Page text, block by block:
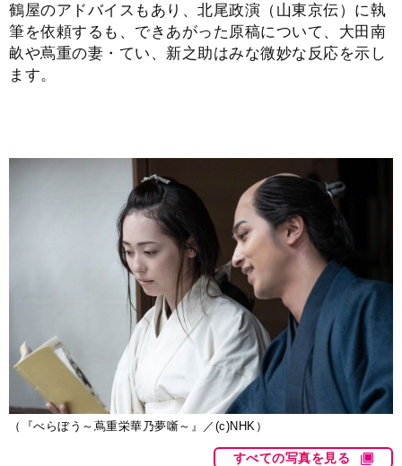
鶴屋のアドバイスもあり、北尾政演（山東京伝）に執
筆を依頼するも、できあがった原稿について、大田南
畝や蔦重の妻・てい、新之助はみな微妙な反応を示し
ます。
（『べらぼう～蔦重栄華乃夢噺～』／(c)NHK）
すべての写真を見る